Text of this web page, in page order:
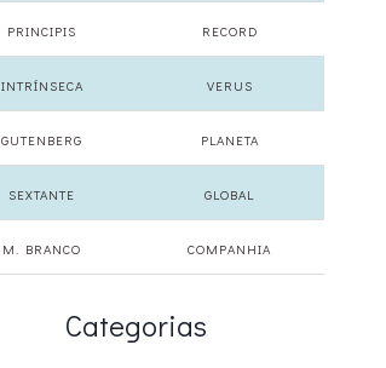
PRINCIPIS RECORD
INTRÍNSECA VERUS
GUTENBERG PLANETA
SEXTANTE GLOBAL
M. BRANCO COMPANHIA
Categorias